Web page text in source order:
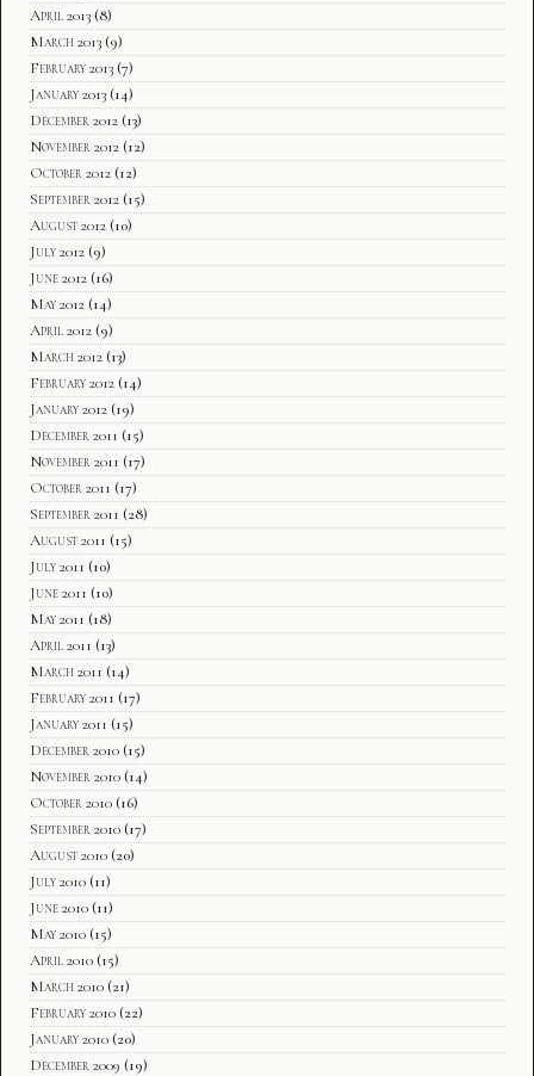
April 2013 (8)
March 2013 (9)
February 2013 (7)
January 2013 (14)
December 2012 (13)
November 2012 (12)
October 2012 (12)
September 2012 (15)
August 2012 (10)
July 2012 (9)
June 2012 (16)
May 2012 (14)
April 2012 (9)
March 2012 (13)
February 2012 (14)
January 2012 (19)
December 2011 (15)
November 2011 (17)
October 2011 (17)
September 2011 (28)
August 2011 (15)
July 2011 (10)
June 2011 (10)
May 2011 (18)
April 2011 (13)
March 2011 (14)
February 2011 (17)
January 2011 (15)
December 2010 (15)
November 2010 (14)
October 2010 (16)
September 2010 (17)
August 2010 (20)
July 2010 (11)
June 2010 (11)
May 2010 (15)
April 2010 (15)
March 2010 (21)
February 2010 (22)
January 2010 (20)
December 2009 (19)